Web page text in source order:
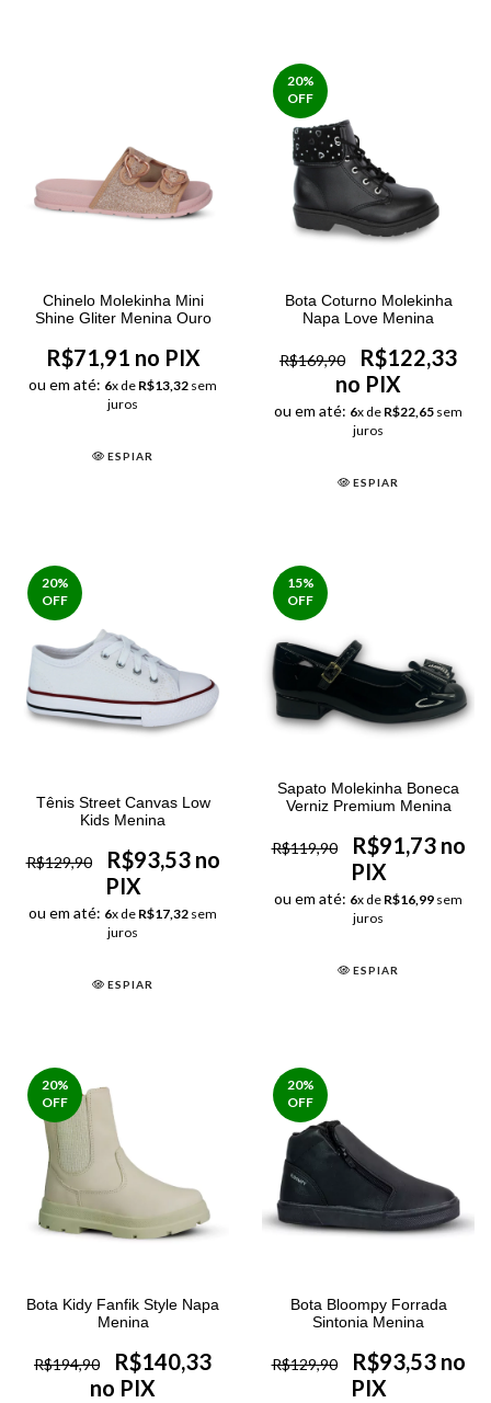
Chinelo Molekinha Mini
Shine Gliter Menina Ouro
R$71,91 no PIX
ou em até: 6x de R$13,32 sem
juros
ESPIAR
20%
OFF
Bota Coturno Molekinha
Napa Love Menina
R$169,90
R$122,33
no PIX
ou em até: 6x de R$22,65 sem
juros
ESPIAR
20%
OFF
Tênis Street Canvas Low
Kids Menina
R$129,90
R$93,53 no
PIX
ou em até: 6x de R$17,32 sem
juros
ESPIAR
15%
OFF
Sapato Molekinha Boneca
Verniz Premium Menina
R$119,90
R$91,73 no
PIX
ou em até: 6x de R$16,99 sem
juros
ESPIAR
20%
OFF
Bota Kidy Fanfik Style Napa
Menina
R$194,90
R$140,33
no PIX
20%
OFF
Bota Bloompy Forrada
Sintonia Menina
R$129,90
R$93,53 no
PIX